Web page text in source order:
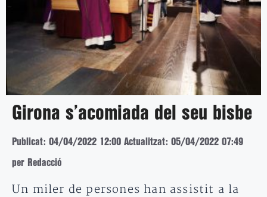
Girona s’acomiada del seu bisbe
Publicat: 04/04/2022 12:00 Actualitzat: 05/04/2022 07:49
per Redacció
Un miler de persones han assistit a la